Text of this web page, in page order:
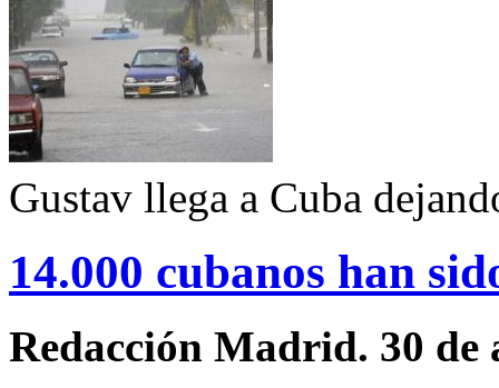
Gustav llega a Cuba
14.000 cubanos han
Redacción Madrid. 30 de